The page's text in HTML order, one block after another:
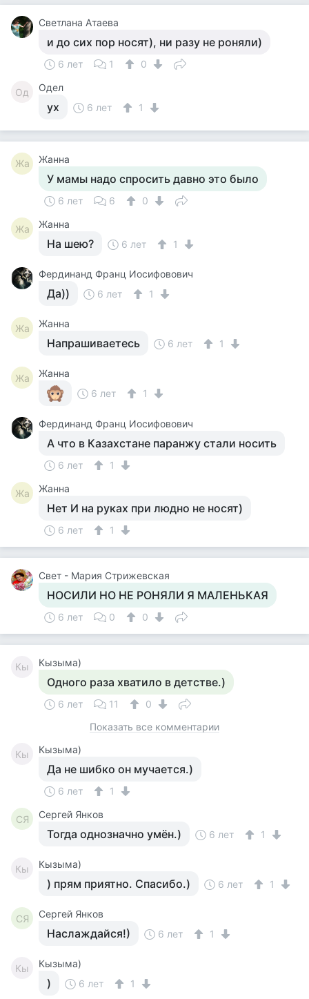
Светлана Атаева
и до сих пор носят), ни разу не роняли)
6 лет 1 0
Од Одел
ух 6 лет 1
Жа Жанна
У мамы надо спросить давно это было
6 лет 6 0
Жа Жанна
На шею? 6 лет 1
Фердинанд Франц Иосифовович
Да)) 6 лет 1
Жа Жанна
Напрашиваетесь 6 лет 1
Жа
Жанна
6 лет
1
Фердинанд Франц Иосифовович
А что в Казахстане паранжу стали носить
6 лет 1
Жа Жанна
Нет И на руках при людно не носят)
6 лет 1
Свет - Мария Стрижевская
НОСИЛИ НО НЕ РОНЯЛИ Я МАЛЕНЬКАЯ
6 лет 0 0
Кы Кызыма)
Одного раза хватило в детстве.)
6 лет 11
0
Показать все комментарии
Кы Кызыма)
Да не шибко он мучается.)
6 лет 1
СЯ Сергей Янков
Тогда однозначно умён.) 6 лет 1
Кы Кызыма)
) прям приятно. Спасибо.) 6 лет 1
СЯ Сергей Янков
Наслаждайся!) 6 лет 1
Кы Кызыма)
) 6 лет 1